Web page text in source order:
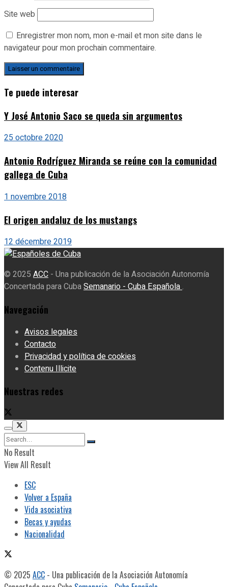
Site web
Enregistrer mon nom, mon e-mail et mon site dans le
navigateur pour mon prochain commentaire.
Te puede interesar
Y José Antonio Saco se queda sin argumentos
25 octobre 2020
Antonio Rodríguez Miranda se reúne con la comunidad
gallega de Cuba
1 novembre 2018
El origen andaluz de los mustangs
12 décembre 2019
© 2025 ACC - Una publicación de la Asociación Autonomía
Concertada para CubaSemanario - Cuba Española.
Navegación
Avisos legales
Contacto
Privacidad y política de cookies
Contenu Illicite
Nuestras redes
No Result
View All Result
ESC
Volver a España
Vida asociativa
Becas y ayudas
Nacionalidad
© 2025 ACC - Una publicación de la Asociación Autonomía